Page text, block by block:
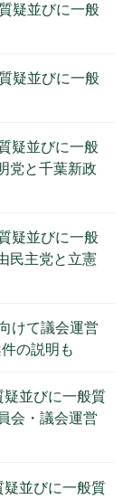
疑並びに一般
疑並びに一般
疑並びに一般
党と千葉新政
疑並びに一般
民主党と立憲
けて議会運営
の説明も
並びに一般質
会・議会運営
並びに一般質